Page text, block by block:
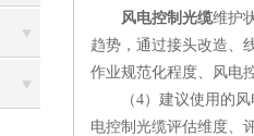
风电控制光缆维护
趋势，通过接头改造、
作业规范化程度、风电
（4）建议使用的风电
电控制光缆评估维度、